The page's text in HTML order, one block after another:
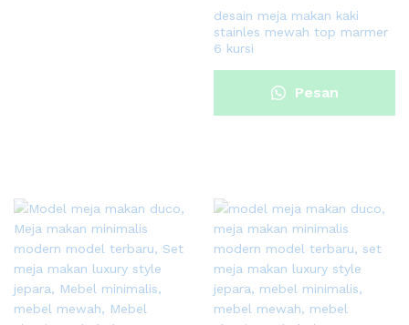
desain meja makan kaki
stainles mewah top marmer
6 kursi
Pesan